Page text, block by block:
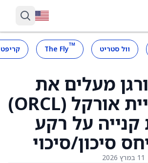
וול סטריט ™
The Fly
מעלים את
דירוג מניית אורקל (ORCL)
על רקע
סיכון/סיכוי
11 במרץ 2026